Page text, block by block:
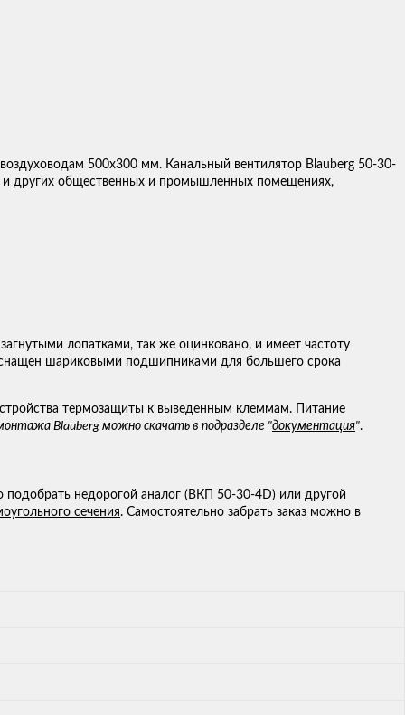
500х300 мм. Канальный вентилятор Blauberg 50-30-
и других общественных и промышленных помещениях,
лопатками, так же оцинковано, и имеет частоту
шариковыми подшипниками для большего срока
термозащиты к выведенным клеммам. Питание
Blauberg можно скачать в подразделе "документация".
недорогой аналог ( ВКП 50-30-4D) или другой
сечения. Самостоятельно забрать заказ можно в